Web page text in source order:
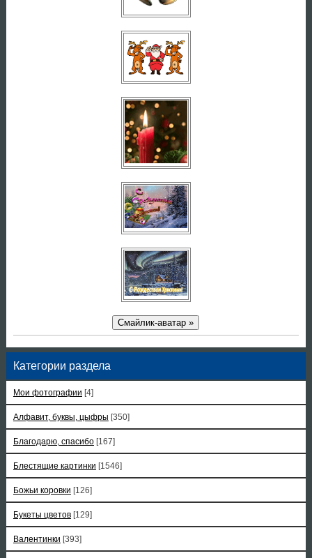
Смайлик-аватар »
Категории раздела
Мои фотографии [4]
Алфавит, буквы, цыфры [350]
Благодарю, спасибо [167]
Блестящие картинки [1546]
Божьи коровки [126]
Букеты цветов [129]
Валентинки [393]